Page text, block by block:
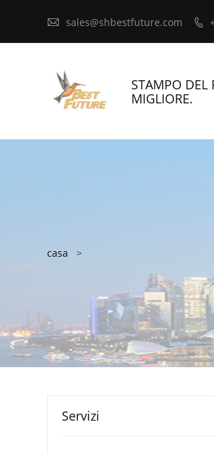
 sales@shbestfuture.com 
STAMPO DEL
MIGLIORE.
casa >
Servizi